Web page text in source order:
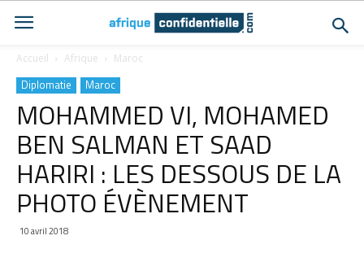
Accueil Afrique Maroc
Diplomatie Maroc
MOHAMMED VI, MOHAMED
BEN SALMAN ET SAAD
HARIRI : LES DESSOUS DE LA
PHOTO ÉVÈNEMENT
10 avril 2018